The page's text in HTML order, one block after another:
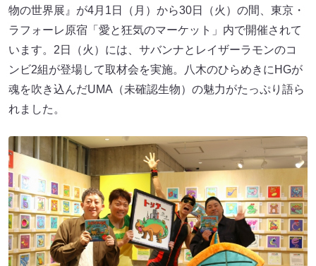
物の世界展』が4月1日（月）から30日（火）の間、東京・
ラフォーレ原宿「愛と狂気のマーケット」内で開催されて
います。2日（火）には、サバンナとレイザーラモンのコ
ンビ2組が登場して取材会を実施。八木のひらめきにHGが
魂を吹き込んだUMA（未確認生物）の魅力がたっぷり語ら
れました。